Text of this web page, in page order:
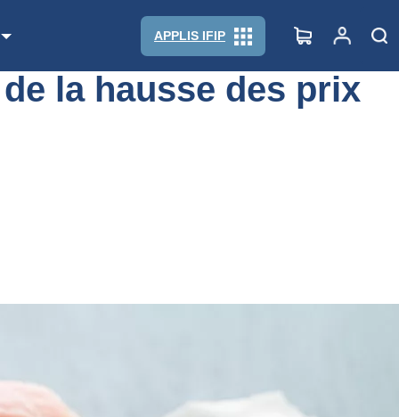
APPLIS IFIP
la hausse des prix